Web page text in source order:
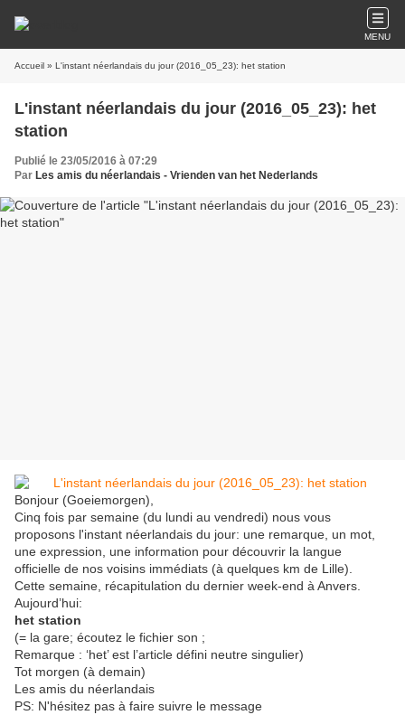
MENU
Accueil » L'instant néerlandais du jour (2016_05_23): het station
L'instant néerlandais du jour (2016_05_23): het
station
Publié le 23/05/2016 à 07:29
Par Les amis du néerlandais - Vrienden van het Nederlands
Bonjour (Goeiemorgen),
Cinq fois par semaine (du lundi au vendredi) nous vous
proposons l'instant néerlandais du jour: une remarque, un mot,
une expression, une information pour découvrir la langue
officielle de nos voisins immédiats (à quelques km de Lille).
Cette semaine, récapitulation du dernier week-end à Anvers.
Aujourd’hui:
het station
(= la gare; écoutez le fichier son ;
Remarque : ‘het’ est l’article défini neutre singulier)
Tot morgen (à demain)
Les amis du néerlandais
PS: N'hésitez pas à faire suivre le message